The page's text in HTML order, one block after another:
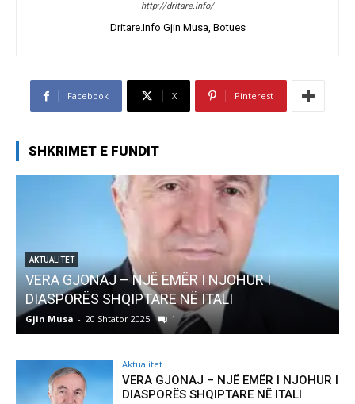
http://dritare.info/
Dritare.Info Gjin Musa, Botues
Facebook X Pinterest
SHKRIMET E FUNDIT
AKTUALITET
Pregaditi Gjin Musa-Rome- Shtator 2025
Gjin Musa - 8 Shtator 2025 0
Aktualitet
VERA GJONAJ – NJË EMËR I NJOHUR I
DIASPORËS SHQIPTARE NË ITALI